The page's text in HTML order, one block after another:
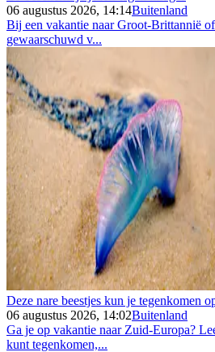
06 augustus 2026, 14:14Buitenland
Bij een vakantie naar Groot-Brittannië
gewaarschuwd v...
Deze nare beestjes kun je tegenkomen
06 augustus 2026, 14:02Buitenland
Ga je op vakantie naar Zuid-Europa?
kunt tegenkomen,...